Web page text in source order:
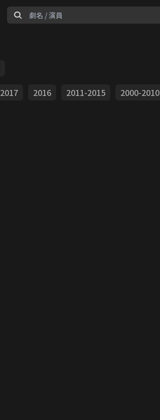
2017 2016 2011-2015 2000-2010